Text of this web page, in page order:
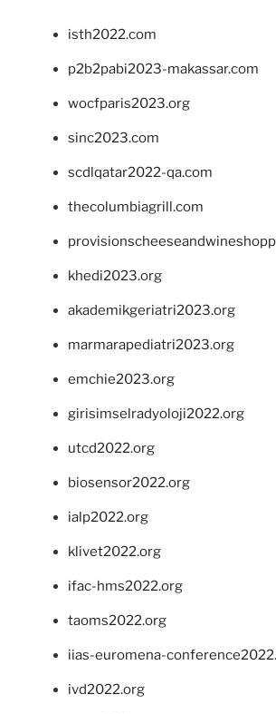
isth2022.com
p2b2pabi2023-makassar.com
wocfparis2023.org
sinc2023.com
scdlqatar2022-qa.com
thecolumbiagrill.com
khedi2023.org
akademikgeriatri2023.org
marmarapediatri2023.org
emchie2023.org
girisimselradyoloji2022.org
utcd2022.org
biosensor2022.org
ialp2022.org
klivet2022.org
ifac-hms2022.org
taoms2022.org
iias-euromena-
ivd2022.org